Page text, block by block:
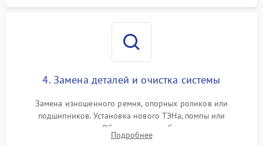
4. Замена деталей и очистка системы
Замена изношенного ремня, опорных роликов или
подшипников. Установка нового ТЭНа, помпы или
термодатчиков. Обязательная глубокая очистка
конденсатора, крыльчатки вентилятора и воздуховодов от
Подробнее